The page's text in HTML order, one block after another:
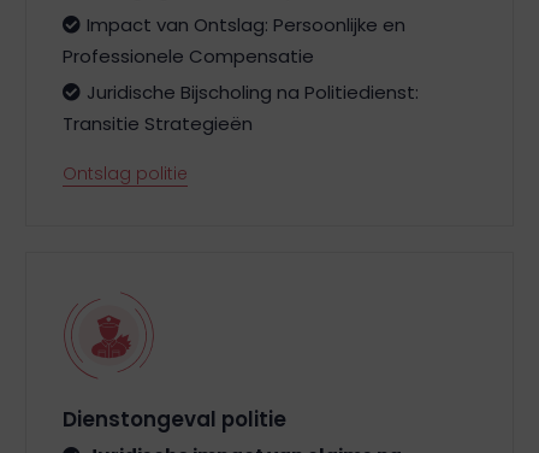
Impact van Ontslag: Persoonlijke en
Professionele Compensatie
Juridische Bijscholing na Politiedienst:
Transitie Strategieën
Ontslag politie
Dienstongeval politie